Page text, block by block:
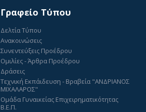
Γραφείο Τύπου
Δελτία Τύπου
Ανακοινώσεις
Συνεντεύξεις Προέδρου
Ομιλίες - Άρθρα Προέδρου
Δράσεις
Τεχνική Εκπάιδευση - Βραβεία "ΑΝΔΡΙΑΝΟΣ
ΜΙΧΑΛΑΡΟΣ"
Ομάδα Γυναικείας Επιχειρηματικότητας
Β.Ε.Π.